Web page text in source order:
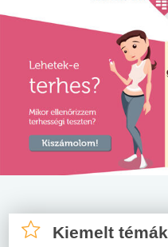
Kiemelt témák